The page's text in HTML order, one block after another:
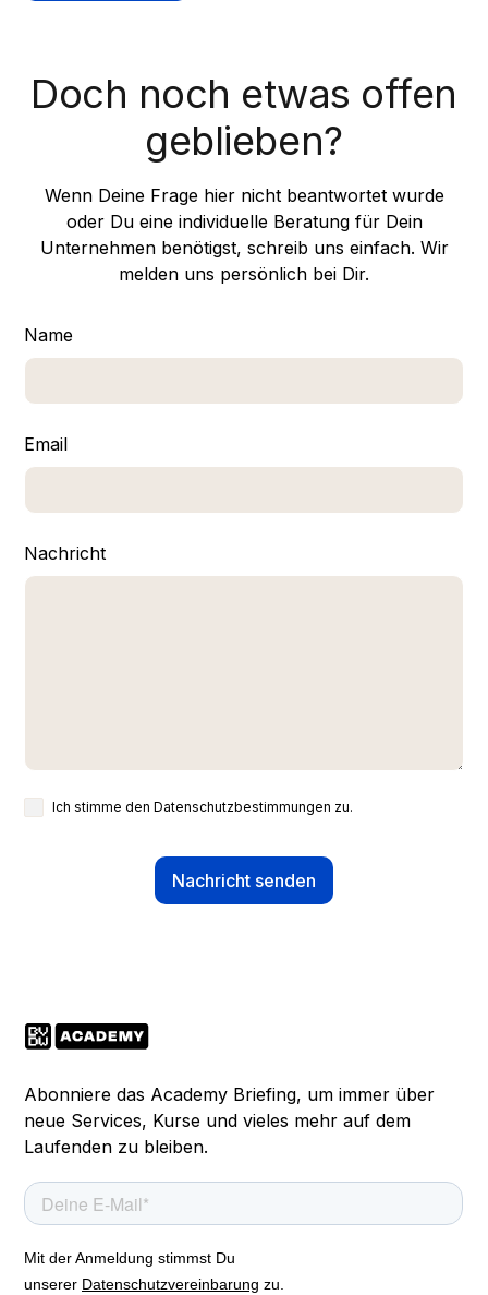
Hidden Champion erfolgreich umgesetzt.
Peer-to-Peer-Austausch über
Unternehmensgrenzen hinweg ist ein wesentlicher
Bestandteil unserer Kursphilosophie. Darum halten
wir Kurse zumeist auch in kleinem Rahmen.
Doch noch etwas offen
geblieben?
Wenn Deine Frage hier nicht beantwortet wurde
oder Du eine individuelle Beratung für Dein
Unternehmen benötigst, schreib uns einfach. Wir
melden uns persönlich bei Dir.
Name
Email
Nachricht
Ich stimme denDatenschutzbestimmungen zu.
Abonniere das Academy Briefing, um immer über
neue Services, Kurse und vieles mehr auf dem
Laufenden zu bleiben.